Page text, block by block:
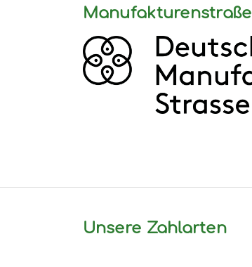
Manufakturenstraße
Unsere Zahlarten